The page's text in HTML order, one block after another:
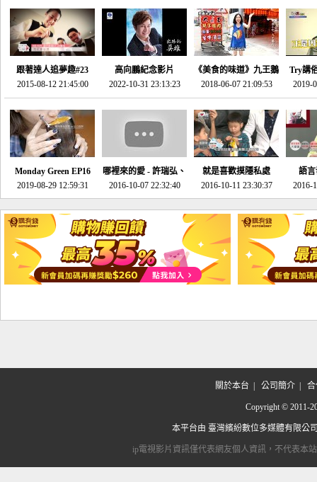
跟著達人追夢趣#23
promo-我想開間咖啡
館(謝佳凌)
2015-08-12 21:45:00
高向鵬紀念影片
2022-10-31 23:13:23
《美食的味道》九王鵝
肉
2018-06-07 21:09:53
Try講
2019-
Monday Green EP16
超意外~環保原來可以
邊玩邊做！
2019-08-29 12:59:31
哪裡來的愛 - 許瑞弘、
李其芬
2016-10-07 22:32:40
就是喜歡摸隱私處
2016-10-11 23:30:37
語
2016-
關於本台 公司簡介| 合
Copyright © 2011-
本平台由 臺灣繽紛數位多媒體有限公
ip電視影片資訊僅代表網友個人資訊，不代表本